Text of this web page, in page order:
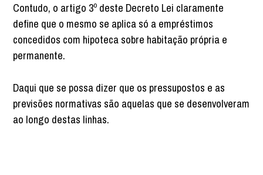
Contudo, o artigo 3º deste Decreto Lei claramente
define que o mesmo se aplica só a empréstimos
concedidos com hipoteca sobre habitação própria e
permanente.
Daqui que se possa dizer que os pressupostos e as
previsões normativas são aquelas que se desenvolveram
ao longo destas linhas.